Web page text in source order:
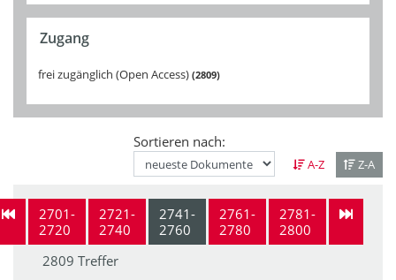
Zugang
frei zugänglich (Open Access) 2809
Sortieren nach:
A-Z Z-A
2701-
2720
2721-
2740
2741-
2760
2761-
2780
2781-
2800
2809 Treffer